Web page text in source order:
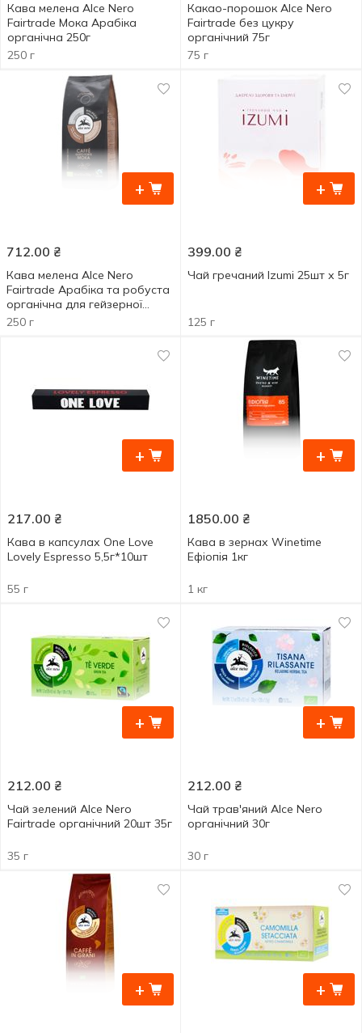
Кава мелена Alce Nero
Fairtrade Мока Арабіка
органічна 250г
250 г
Какао-порошок Alce Nero
Fairtrade без цукру
органічний 75г
75 г
+
712.00 ₴
Кава мелена Alce Nero
Fairtrade Арабіка та робуста
органічна для гейзерної
кавоварки 250г
250 г
+
399.00 ₴
Чай гречаний Izumi 25шт х 5г
125 г
+
217.00 ₴
Кава в капсулах One Love
Lovely Espresso 5,5г*10шт
55 г
+
1850.00 ₴
Кава в зернах Winetime
Ефіопія 1кг
1 кг
+
212.00 ₴
Чай зелений Alce Nero
Fairtrade органічний 20шт 35г
35 г
+
212.00 ₴
Чай трав'яний Alce Nero
органічний 30г
30 г
+ +